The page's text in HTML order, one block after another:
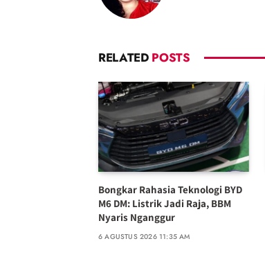
RELATED POSTS
Bongkar Rahasia Teknologi BYD
M6 DM: Listrik Jadi Raja, BBM
Nyaris Nganggur
6 AGUSTUS 2026 11:35 AM